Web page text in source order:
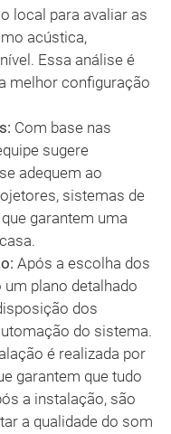
local para avaliar as
acústica,
Essa análise é
melhor configuração
Com base nas
sugere
adequem ao
sistemas de
garantem uma
Após a escolha dos
plano detalhado
dos
do sistema.
é realizada por
garantem que tudo
a instalação, são
a qualidade do som